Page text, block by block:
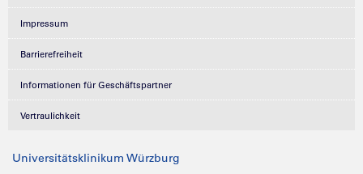
Impressum
Barrierefreiheit
Informationen für Geschäftspartner
Vertraulichkeit
Universitätsklinikum Würzburg